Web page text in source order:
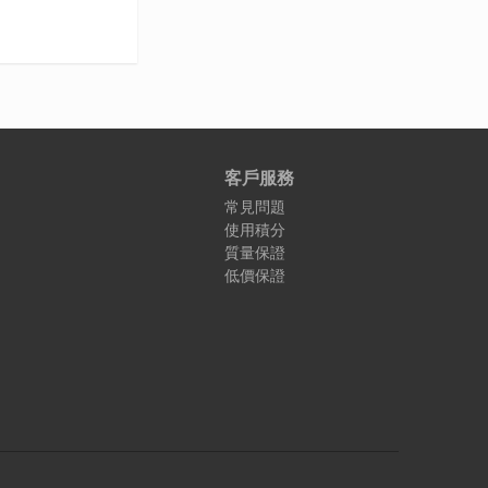
客戶服務
常見問題
使用積分
質量保證
低價保證